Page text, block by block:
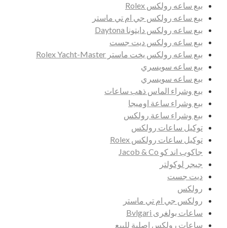
بيع ساعه رولكس Rolex
بيع ساعه رولكس جي ام تي ماستر
بيع ساعه رولكس دايتونا Daytona
بيع ساعه رولكس ديت جست
بيع ساعه رولكس يخت ماستر Rolex Yacht-Master
بيع ساعه سويسري
بيع ساعه سويسري
بيع وشراء الماس ذهب ساعات
بيع وشراء ساعة اوميجا
بيع وشراء ساعة رولكس
توكيل ساعات رولكس
توكيل ساعات رولكس Rolex
جاكوب اند كو Jacob & Co
جيجر لوكولتر
ديت جست
رولكس
رولكس جي ام تي ماستر
ساعات بولغرى Bvlgari
ساعات رولكس اصلية للبيع